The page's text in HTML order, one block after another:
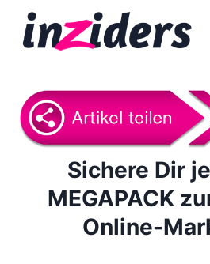
Sichere Dir
MEGAPACK
Online-